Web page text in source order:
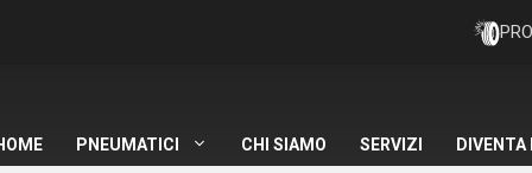
PNEUMATICI CHI SIAMO SERVIZI DIVENTA